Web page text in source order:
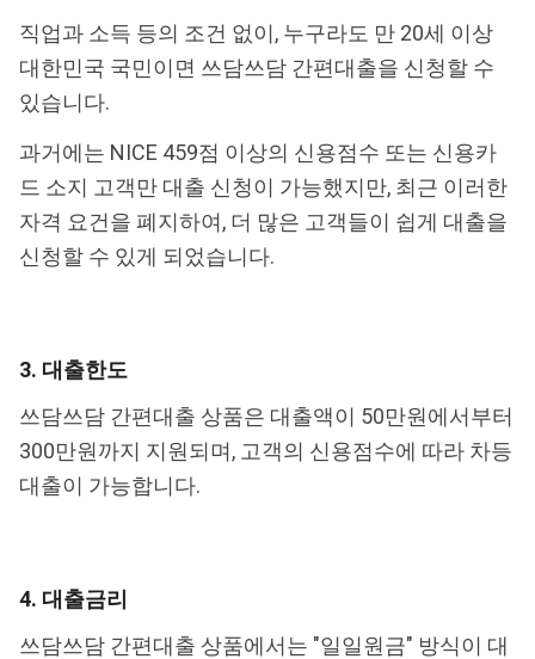
직업과 소득 등의 조건 없이, 누구라도 만 20세 이상
대한민국 국민이면 쓰담쓰담 간편대출을 신청할 수
있습니다.
과거에는 NICE 459점 이상의 신용점수 또는 신용카
드 소지 고객만 대출 신청이 가능했지만, 최근 이러한
자격 요건을 폐지하여, 더 많은 고객들이 쉽게 대출을
신청할 수 있게 되었습니다.
3. 대출한도
쓰담쓰담 간편대출 상품은 대출액이 50만원에서부터
300만원까지 지원되며, 고객의 신용점수에 따라 차등
대출이 가능합니다.
4. 대출금리
쓰담쓰담 간편대출 상품에서는 "일일원금" 방식이 대